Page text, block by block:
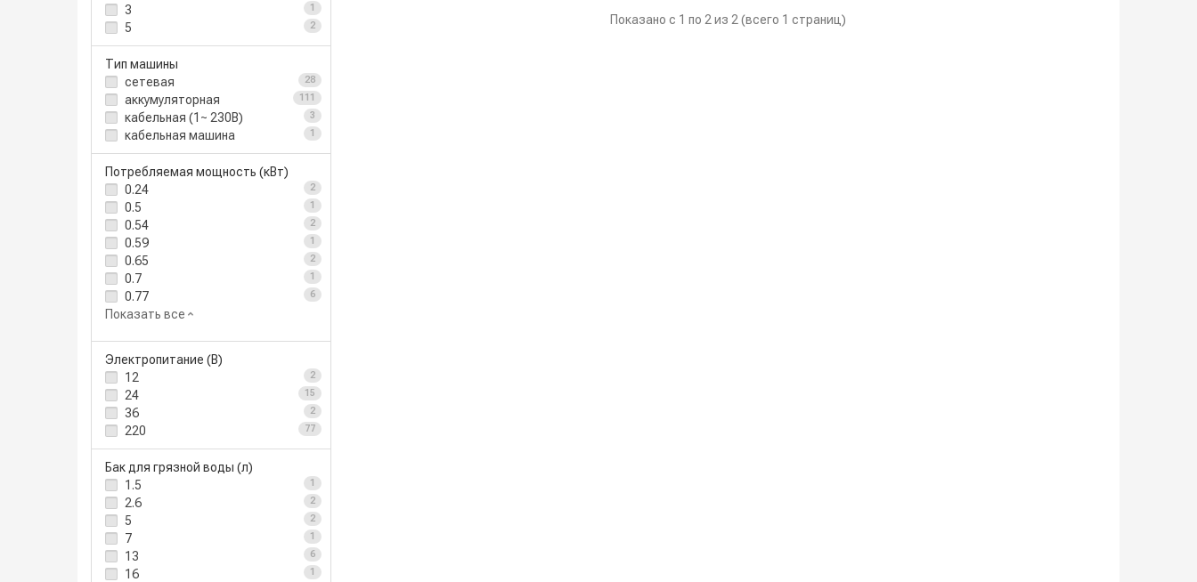
3 1
5 2
Тип машины
сетевая
28
аккумуляторная 111
кабельная (1~ 230В) 3
кабельная машина 1
Потребляемая мощность (кВт)
0.24
2
0.5 1
0.54 2
0.59 1
0.65 2
0.7 1
0.77 6
Показать все
Электропитание (В)
12
2
24 15
36 2
220 77
Бак для грязной воды (л)
1.5
1
2.6 2
5 2
7 1
13 6
16 1
Показано с 1 по 2 из 2 (всего 1 страниц)